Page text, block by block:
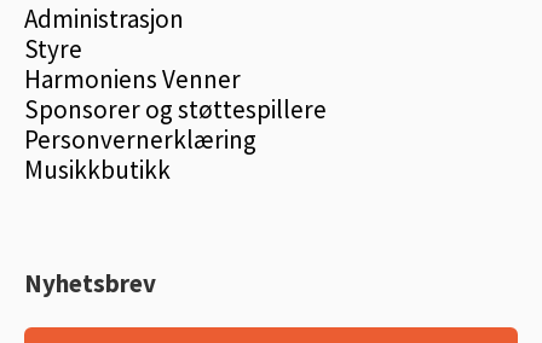
Administrasjon
Styre
Harmoniens Venner
Sponsorer og støttespillere
Personvernerklæring
Musikkbutikk
Nyhetsbrev